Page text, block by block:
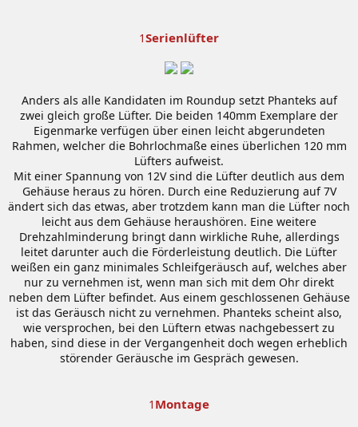
1Serienlüfter
Anders als alle Kandidaten im Roundup setzt Phanteks auf
zwei gleich große Lüfter. Die beiden 140mm Exemplare der
Eigenmarke verfügen über einen leicht abgerundeten
Rahmen, welcher die Bohrlochmaße eines überlichen 120 mm
Lüfters aufweist.
Mit einer Spannung von 12V sind die Lüfter deutlich aus dem
Gehäuse heraus zu hören. Durch eine Reduzierung auf 7V
ändert sich das etwas, aber trotzdem kann man die Lüfter noch
leicht aus dem Gehäuse heraushören. Eine weitere
Drehzahlminderung bringt dann wirkliche Ruhe, allerdings
leitet darunter auch die Förderleistung deutlich. Die Lüfter
weißen ein ganz minimales Schleifgeräusch auf, welches aber
nur zu vernehmen ist, wenn man sich mit dem Ohr direkt
neben dem Lüfter befindet. Aus einem geschlossenen Gehäuse
ist das Geräusch nicht zu vernehmen. Phanteks scheint also,
wie versprochen, bei den Lüftern etwas nachgebessert zu
haben, sind diese in der Vergangenheit doch wegen erheblich
störender Geräusche im Gespräch gewesen.
1 Montage